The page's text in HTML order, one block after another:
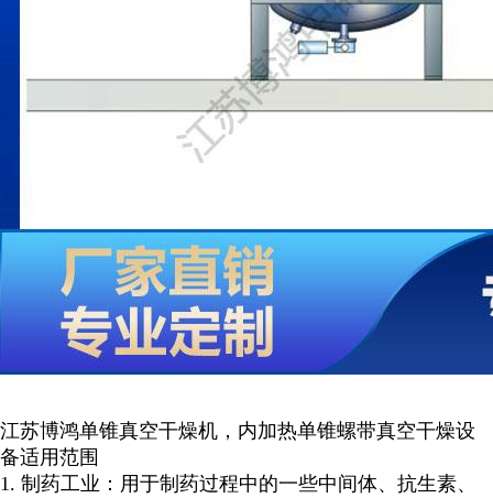
江苏博鸿单锥真空干燥机，内加热单锥螺带真空干燥设
备适用范围
1. 制药工业：用于制药过程中的一些中间体、抗生素、